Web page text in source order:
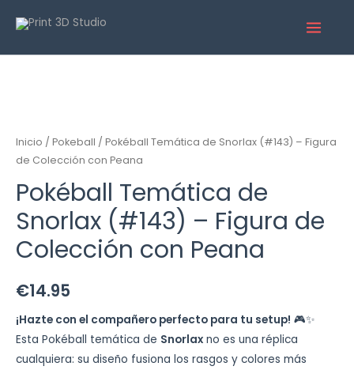
Inicio / Pokeball / Pokéball Temática de Snorlax (#143) – Figura
de Colección con Peana
Pokéball Temática de
Snorlax (#143) – Figura de
Colección con Peana
€14.95
¡Hazte con el compañero perfecto para tu setup! 🎮✨
Esta Pokéball temática de Snorlax no es una réplica
cualquiera: su diseño fusiona los rasgos y colores más